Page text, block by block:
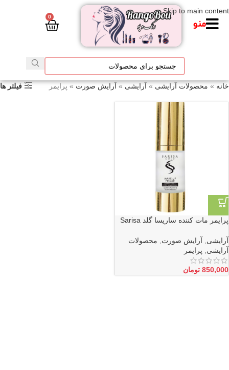
Skip to main content
منو
0
خانه » محصولات آرایشی » آرایشی » آرایش صورت » پرایمر فیلتر ها
پرایمر مات کننده ساریسا گلد Sarisa
آرایشی
آرایش صورت
محصولات
آرایشی
پرایمر
850,000 تومان